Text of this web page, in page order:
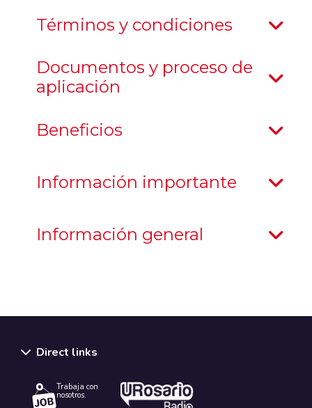
Términos y condiciones
Documentos y proceso de
aplicación
Beneficios
Información importante
Información general
Direct links
Trabaja con
nosotros.